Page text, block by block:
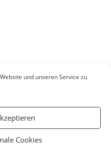
und unseren Service zu
Cookies